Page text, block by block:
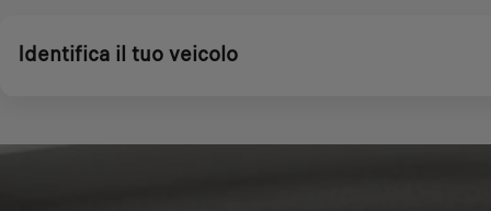
Identifica il tuo veicolo